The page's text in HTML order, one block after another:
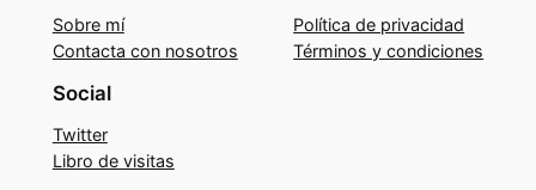
Sobre mí
Contacta con nosotros
Política de privacidad
Términos y condiciones
Social
Twitter
Libro de visitas